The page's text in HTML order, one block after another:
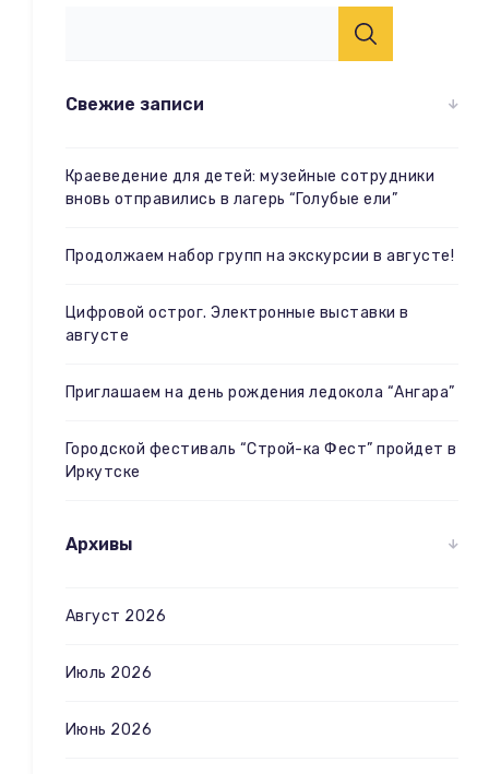
Свежие записи
Краеведение для детей: музейные сотрудники
вновь отправились в лагерь “Голубые ели”
Продолжаем набор групп на экскурсии в августе!
Цифровой острог. Электронные выставки в
августе
Приглашаем на день рождения ледокола “Ангара”
Городской фестиваль “Строй-ка Фест” пройдет в
Иркутске
Архивы
Август 2026
Июль 2026
Июнь 2026